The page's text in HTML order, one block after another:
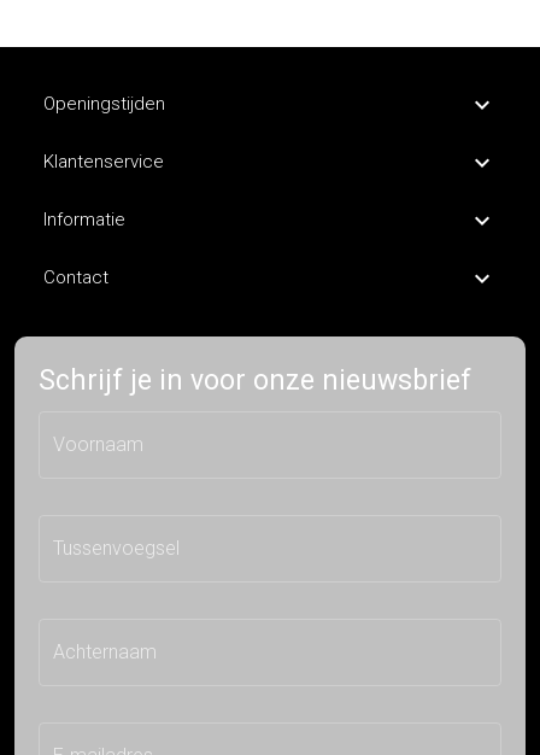
Openingstijden
Klantenservice
Informatie
Contact
Schrijf je in voor onze nieuwsbrief
Voornaam
Tussenvoegsel
Achternaam